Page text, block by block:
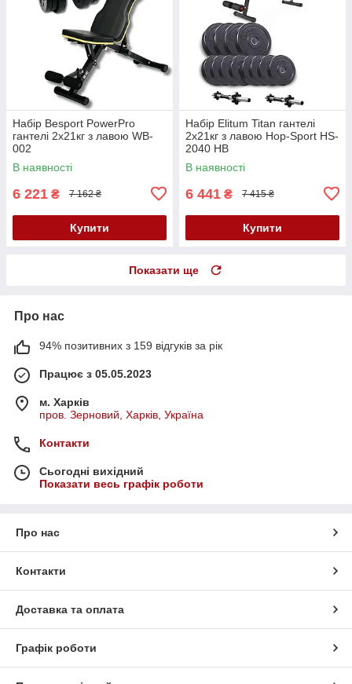
Набір Besport PowerPro
гантелі 2х21кг з лавою WB-
002
В наявності
6 221 ₴ 7 162 ₴
Купити
Набір Elitum Titan гантелі
2х21кг з лавою Hop-Sport HS-
2040 НВ
В наявності
6 441 ₴ 7 415 ₴
Купити
Показати ще
Про нас
94% позитивних з 159 відгуків за рік
Працює з 05.05.2023
м. Харків
пров. Зерновий, Харків, Україна
Контакти
Сьогодні вихідний
Показати весь графік роботи
Про нас
Контакти
Доставка та оплата
Графік роботи